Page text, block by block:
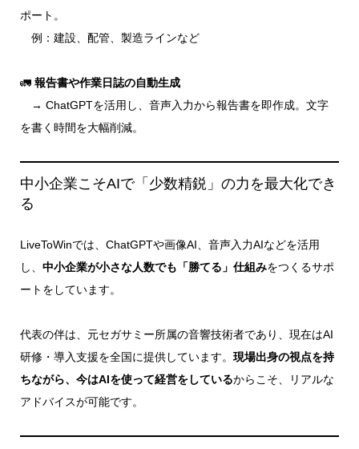
ポート。
例：建設、配管、製造ラインなど
🚛 報告書や作業日誌の自動生成
→ ChatGPTを活用し、音声入力から報告書を即作成。文字
を書く時間を大幅削減。
中小企業こそAIで「少数精鋭」の力を最大化でき
る
LiveToWinでは、ChatGPTや画像AI、音声入力AIなどを活用
し、 中小企業が小さな人数でも「勝てる」仕組みをつくるサポ
ートをしています。
代表の伴は、元セガサミー所属の音響技術者であり、現在はAI
研修・導入支援を全国に提供しています。 現場出身の視点を持
ちながら、今はAIを使って経営をしているからこそ、リアルな
アドバイスが可能です。